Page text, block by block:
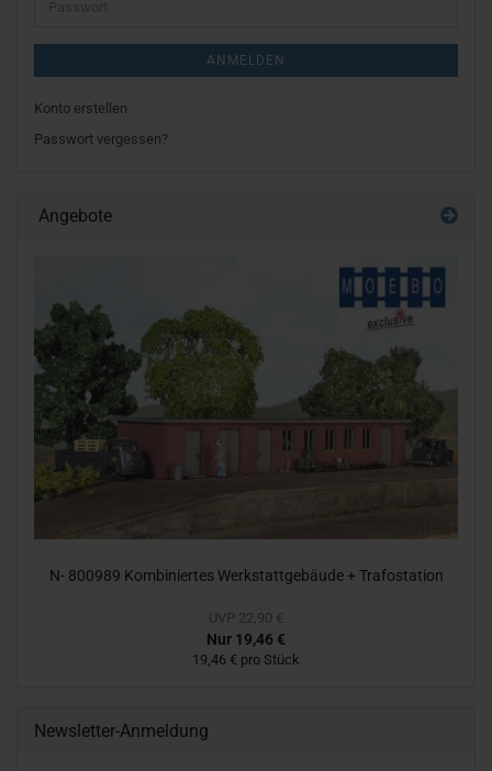
ANMELDEN
Konto erstellen
Passwort vergessen?
Angebote
N- 800989 Kom­bi­nier­tes Werk­statt­ge­bäu­de + Tra­fo­sta­ti­on
UVP 22,90 €
Nur 19,46 €
19,46 € pro Stück
Newsletter-Anmeldung